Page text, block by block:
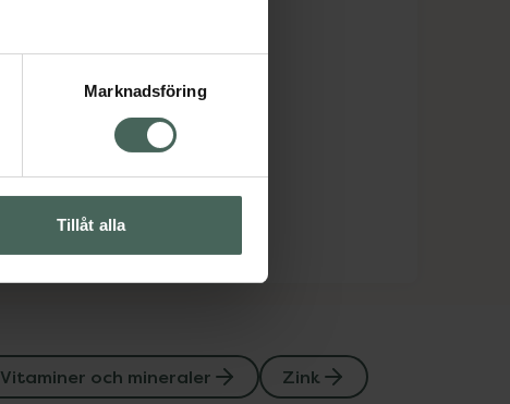
Marknadsföring
Tillåt alla
Vitaminer och mineraler
Zink